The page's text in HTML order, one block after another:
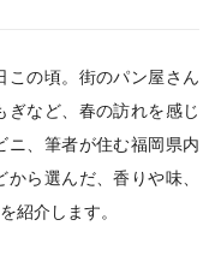
この頃。街のパン屋さん
など、春の訪れを感じ
ニ、筆者が住む福岡県内
ら選んだ、香りや味、
紹介します。